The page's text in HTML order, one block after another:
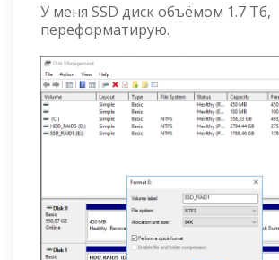
У меня SSD диск объёмом 1.7 Тб,
переформатирую.